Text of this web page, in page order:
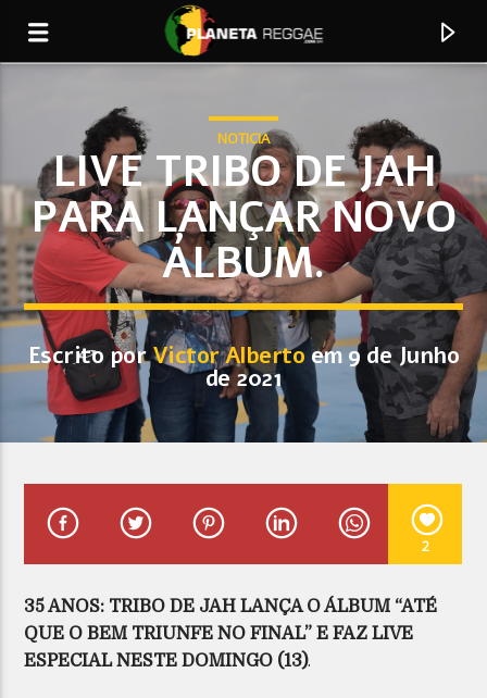
0:00
Faixa Atual
Don Goliath Rock and Come On ft Lone Ranger
Planeta Reggae
NOTICIA
LIVE TRIBO DE JAH
PARA LANÇAR NOVO
ÁLBUM.
Escrito porVictor Alberto em 9 de Junho
de 2021
2
35 ANOS: TRIBO DE JAH LANÇA O ÁLBUM “ATÉ
QUE O BEM TRIUNFE NO FINAL” E FAZ LIVE
ESPECIAL NESTE DOMINGO (13).